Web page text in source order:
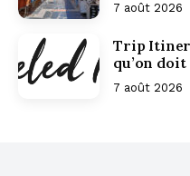
7 août 2026
Trip
qu’on
7 août 2026